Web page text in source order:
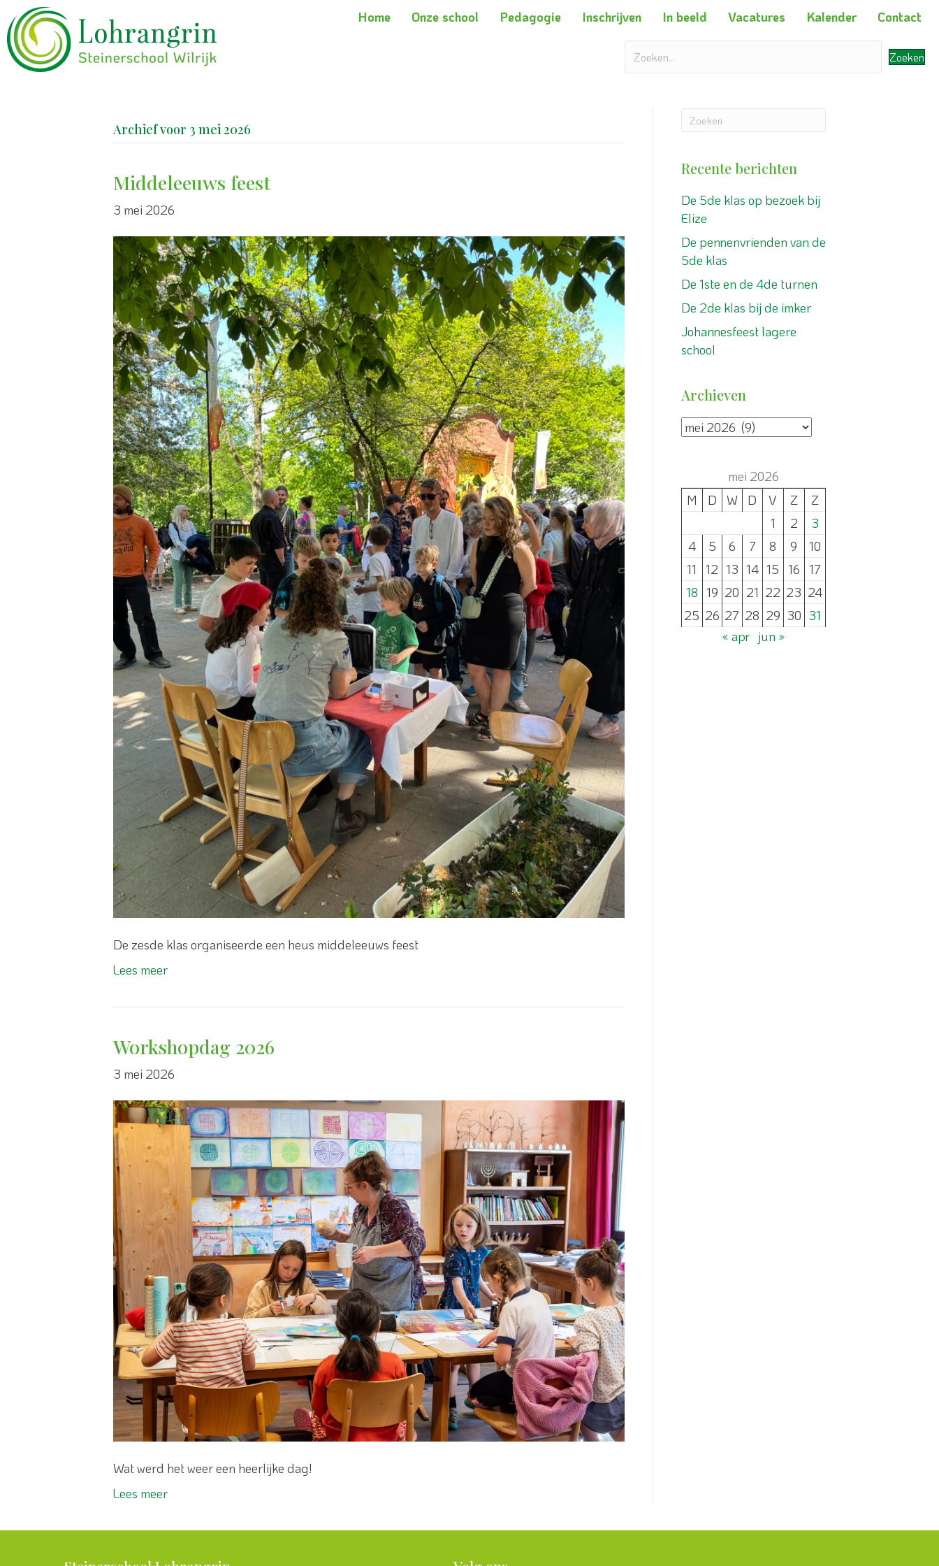
Home Onze school Pedagogie Inschrijven In beeld Vacatures Kalender Contact
Zoeken
Archief voor 3 mei 2026
Middeleeuws feest
3 mei 2026
De zesde klas organiseerde een heus middeleeuws feest
Lees meer
Workshopdag 2026
3 mei 2026
Wat werd het weer een heerlijke dag!
Lees meer
Recente berichten
De 5de klas op bezoek bij
Elize
De pennenvrienden van de
5de klas
De 1ste en de 4de turnen
De 2de klas bij de imker
Johannesfeest lagere
school
Archieven
Archieven
mei 2026
M
D W D V Z
Z
1
2
3
4
5 6 7 8 9
10
11
12 13 14 15 16 17
18 19 20 21 22 23 24
25 26 27 28 29 30 31
« apr jun »